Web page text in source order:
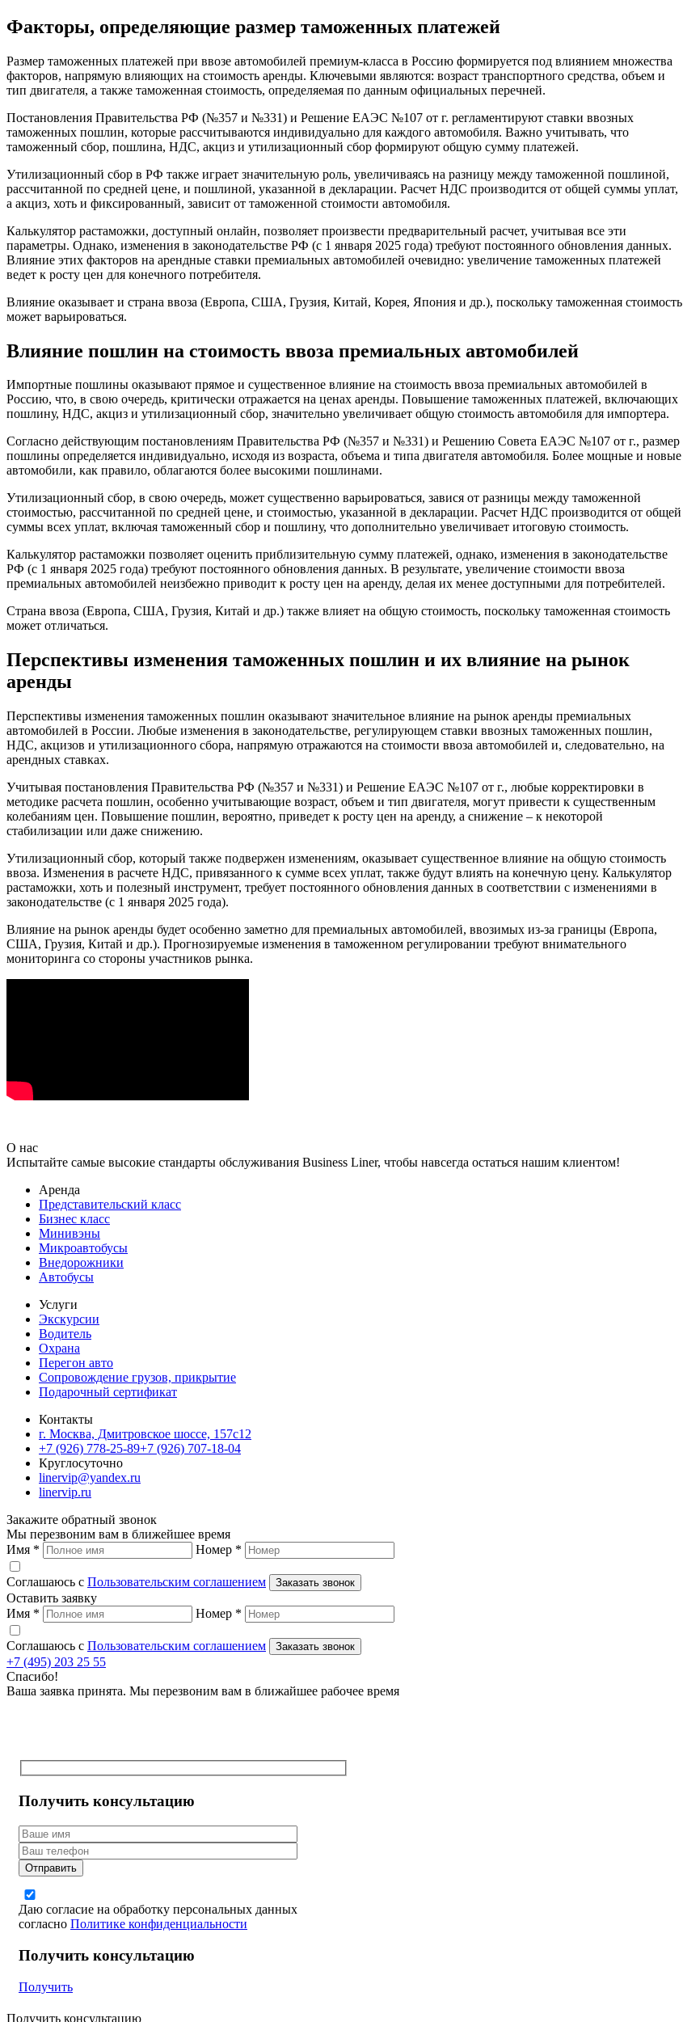
Факторы, определяющие размер таможенных платежей
Размер таможенных платежей при ввозе автомобилей премиум-класса в Россию формируется под влиянием множества
факторов, напрямую влияющих на стоимость аренды. Ключевыми являются: возраст транспортного средства, объем и
тип двигателя, а также таможенная стоимость, определяемая по данным официальных перечней.
Постановления Правительства РФ (№357 и №331) и Решение ЕАЭС №107 от г. регламентируют ставки ввозных
таможенных пошлин, которые рассчитываются индивидуально для каждого автомобиля. Важно учитывать, что
таможенный сбор, пошлина, НДС, акциз и утилизационный сбор формируют общую сумму платежей.
Утилизационный сбор в РФ также играет значительную роль, увеличиваясь на разницу между таможенной пошлиной,
рассчитанной по средней цене, и пошлиной, указанной в декларации. Расчет НДС производится от общей суммы уплат,
а акциз, хоть и фиксированный, зависит от таможенной стоимости автомобиля.
Калькулятор растаможки, доступный онлайн, позволяет произвести предварительный расчет, учитывая все эти
параметры. Однако, изменения в законодательстве РФ (с 1 января 2025 года) требуют постоянного обновления данных.
Влияние этих факторов на арендные ставки премиальных автомобилей очевидно: увеличение таможенных платежей
ведет к росту цен для конечного потребителя.
Влияние оказывает и страна ввоза (Европа, США, Грузия, Китай, Корея, Япония и др.), поскольку таможенная стоимость
может варьироваться.
Влияние пошлин на стоимость ввоза премиальных автомобилей
Импортные пошлины оказывают прямое и существенное влияние на стоимость ввоза премиальных автомобилей в
Россию, что, в свою очередь, критически отражается на ценах аренды. Повышение таможенных платежей, включающих
пошлину, НДС, акциз и утилизационный сбор, значительно увеличивает общую стоимость автомобиля для импортера.
Согласно действующим постановлениям Правительства РФ (№357 и №331) и Решению Совета ЕАЭС №107 от г., размер
пошлины определяется индивидуально, исходя из возраста, объема и типа двигателя автомобиля. Более мощные и новые
автомобили, как правило, облагаются более высокими пошлинами.
Утилизационный сбор, в свою очередь, может существенно варьироваться, завися от разницы между таможенной
стоимостью, рассчитанной по средней цене, и стоимостью, указанной в декларации. Расчет НДС производится от общей
суммы всех уплат, включая таможенный сбор и пошлину, что дополнительно увеличивает итоговую стоимость.
Калькулятор растаможки позволяет оценить приблизительную сумму платежей, однако, изменения в законодательстве
РФ (с 1 января 2025 года) требуют постоянного обновления данных. В результате, увеличение стоимости ввоза
премиальных автомобилей неизбежно приводит к росту цен на аренду, делая их менее доступными для потребителей.
Страна ввоза (Европа, США, Грузия, Китай и др.) также влияет на общую стоимость, поскольку таможенная стоимость
может отличаться.
Перспективы изменения таможенных пошлин и их влияние на рынок
аренды
Перспективы изменения таможенных пошлин оказывают значительное влияние на рынок аренды премиальных
автомобилей в России. Любые изменения в законодательстве, регулирующем ставки ввозных таможенных пошлин,
НДС, акцизов и утилизационного сбора, напрямую отражаются на стоимости ввоза автомобилей и, следовательно, на
арендных ставках.
Учитывая постановления Правительства РФ (№357 и №331) и Решение ЕАЭС №107 от г., любые корректировки в
методике расчета пошлин, особенно учитывающие возраст, объем и тип двигателя, могут привести к существенным
колебаниям цен. Повышение пошлин, вероятно, приведет к росту цен на аренду, а снижение – к некоторой
стабилизации или даже снижению.
Утилизационный сбор, который также подвержен изменениям, оказывает существенное влияние на общую стоимость
ввоза. Изменения в расчете НДС, привязанного к сумме всех уплат, также будут влиять на конечную цену. Калькулятор
растаможки, хоть и полезный инструмент, требует постоянного обновления данных в соответствии с изменениями в
законодательстве (с 1 января 2025 года).
Влияние на рынок аренды будет особенно заметно для премиальных автомобилей, ввозимых из-за границы (Европа,
США, Грузия, Китай и др.). Прогнозируемые изменения в таможенном регулировании требуют внимательного
мониторинга со стороны участников рынка.
О нас
Испытайте самые высокие стандарты обслуживания Business Liner, чтобы навсегда остаться нашим клиентом!
Аренда
Представительский класс
Бизнес класс
Минивэны
Микроавтобусы
Внедорожники
Автобусы
Услуги
Экскурсии
Водитель
Охрана
Перегон авто
Сопровождение грузов, прикрытие
Подарочный сертификат
Контакты
г. Москва, Дмитровское шоссе, 157c12
+7 (926) 778-25-89+7 (926) 707-18-04
Круглосуточно
linervip@yandex.ru
linervip.ru
Закажите обратный звонок
Мы перезвоним вам в ближейшее время
Имя * Номер *
Соглашаюсь с Пользовательским соглашением Заказать звонок
Оставить заявку
Имя * Номер *
Соглашаюсь с Пользовательским соглашением Заказать звонок
+7 (495) 203 25 55
Спасибо!
Ваша заявка принята. Мы перезвоним вам в ближайшее рабочее время
Получить консультацию
Даю согласие на обработку персональных данных
согласно Политике конфиденциальности
Получить консультацию
Получить
Получить консультацию